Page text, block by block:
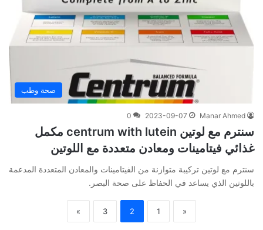
صحة وطب
Manar Ahmed
2023-09-07
0
سنترم مع لوتين centrum with lutein مكمل
غذائي فيتامينات ومعادن متعددة مع اللوتين
سنترم مع لوتين تركيبة متوازنة من الفيتامينات والمعادن المتعددة المدعمة
باللوتين الذي يساعد في الحفاظ على صحة البصر.
«
1
2
3
»